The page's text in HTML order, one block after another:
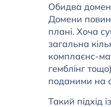
Обидва
Домени
плані. Хоча
загальна
комплаєнс-
гемблінг
поданими на
Такий підхід